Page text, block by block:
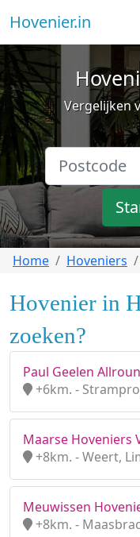
Hovenier.in
Vergelijken
Home Hoveniers
Hovenier in
zoeken?
Paul Geelen
+6km. -
Maarse Hoveniers
+8km. - Weert,
Meuwissen
+8km. -